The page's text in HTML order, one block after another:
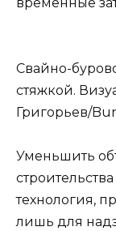
Свайно-
стяжкой.
Григорьев/
Уменьшить
технология,
лишь для